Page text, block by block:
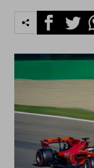
FacebookTwitter